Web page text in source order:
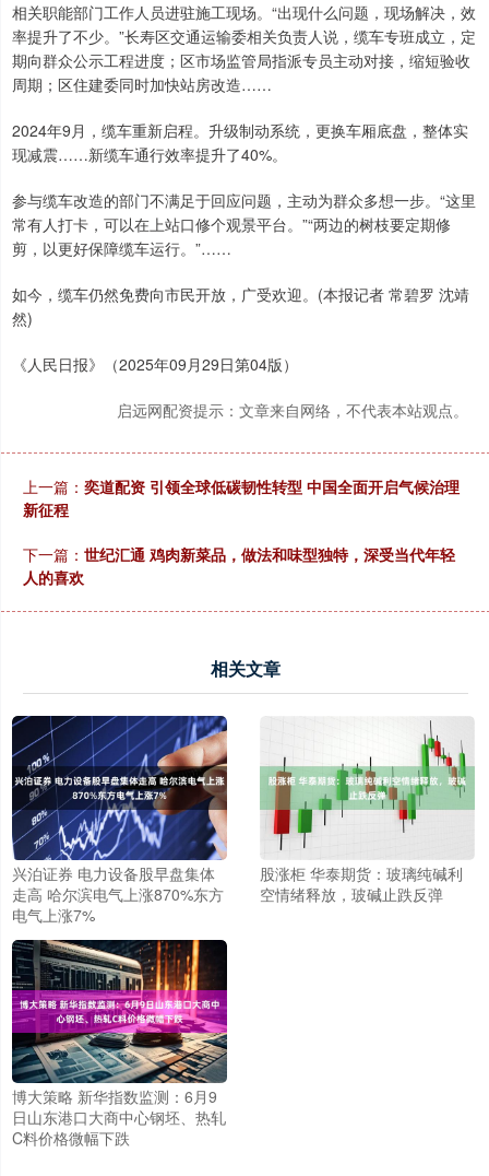
相关职能部门工作人员进驻施工现场。“出现什么问题，现场解决，效
率提升了不少。”长寿区交通运输委相关负责人说，缆车专班成立，定
期向群众公示工程进度；区市场监管局指派专员主动对接，缩短验收
周期；区住建委同时加快站房改造……
2024年9月，缆车重新启程。升级制动系统，更换车厢底盘，整体实
现减震……新缆车通行效率提升了40%。
参与缆车改造的部门不满足于回应问题，主动为群众多想一步。“这里
常有人打卡，可以在上站口修个观景平台。”“两边的树枝要定期修
剪，以更好保障缆车运行。”……
如今，缆车仍然免费向市民开放，广受欢迎。(本报记者 常碧罗 沈靖
然)
《人民日报》（2025年09月29日第04版）
启远网配资提示：文章来自网络，不代表本站观点。
上一篇： 奕道配资 引领全球低碳韧性转型 中国全面开启气候治理
新征程
下一篇： 世纪汇通 鸡肉新菜品，做法和味型独特，深受当代年轻
人的喜欢
相关文章
兴泊证券 电力设备股早盘集体
走高 哈尔滨电气上涨870%东方
电气上涨7%
股涨柜 华泰期货：玻璃纯碱利
空情绪释放，玻碱止跌反弹
博大策略 新华指数监测：6月9
日山东港口大商中心钢坯、热轧
C料价格微幅下跌